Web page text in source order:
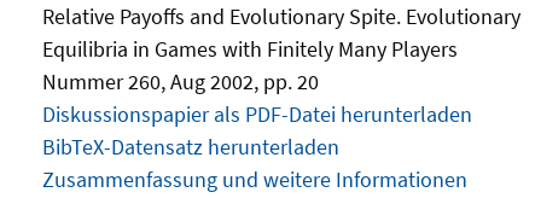
Relative Payoffs and Evolutionary Spite. Evolutionary
Equilibria in Games with Finitely Many Players
Nummer 260, Aug 2002, pp. 20
Diskussionspapier als PDF-Datei herunterladen
BibTeX-Datensatz herunterladen
Zusammenfassung und weitere Informationen